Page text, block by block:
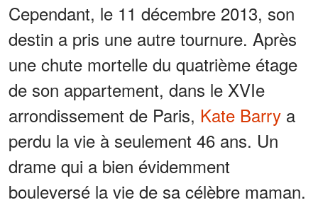
Cependant, le 11 décembre 2013, son
destin a pris une autre tournure. Après
une chute mortelle du quatrième étage
de son appartement, dans le XVIe
arrondissement de Paris, Kate Barry a
perdu la vie à seulement 46 ans. Un
drame qui a bien évidemment
bouleversé la vie de sa célèbre maman.